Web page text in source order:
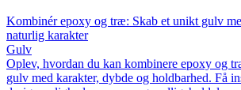
Kombinér epoxy og træ: Skab et unikt gulv
naturlig karakter
Gulv
Oplev, hvordan du kan kombinere epoxy og
gulv med karakter, dybde og holdbarhed. Få